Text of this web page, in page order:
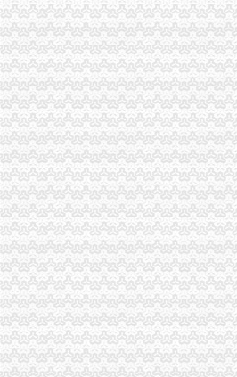
重庆咨询服务公司_咨询服务厂_生产厂家企
晨报万事通（图）-搜狐滚动
【工程预决算】厂家公司_工程预决算价格咨
“天高鸿苑”住宅小区商业用房销售代理招标
破解中小企业融资困局.pdf文档全文免费阅读
【提供地址办物流公司及道路运输证进出口
【重庆德亮工商咨询有限公司工商信息】-阿
刊登热线：（报社）24小时
【重庆新天羽家教服务有限公司工商信息】-
川东明珠_重庆创意公园_楼盘对比分析-重庆
30多万新增市场主体的背后.doc
曹家坝公交_重庆曹家坝
海德燕窝小区_重庆创意公园_楼盘对比分析-
【重庆新天羽家教服务有限公司2018新招聘
30多万新增市场主体的背后_参考网
要槽的看过来,这些招聘不容错过_搜狐教育_